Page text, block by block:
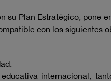
su Plan Estratégico, pone
con los siguientes
internacional,